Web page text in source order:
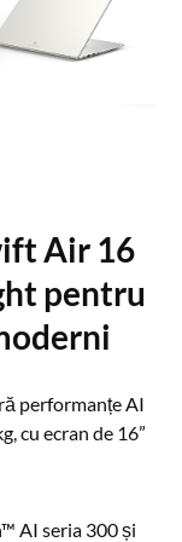
Air 16
pentru
performanțe AI
cu ecran de 16”
AI seria 300 și